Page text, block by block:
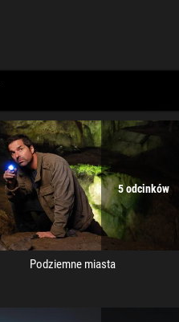
5 odcinków
Podziemne miasta